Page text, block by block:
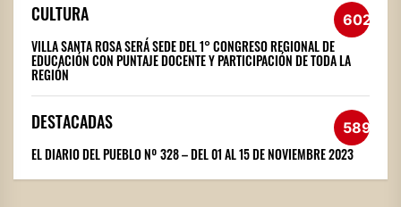
CULTURA 602
VILLA SANTA ROSA SERÁ SEDE DEL 1° CONGRESO REGIONAL DE
EDUCACIÓN CON PUNTAJE DOCENTE Y PARTICIPACIÓN DE TODA LA
REGIÓN
DESTACADAS 589
EL DIARIO DEL PUEBLO Nº 328 – DEL 01 AL 15 DE NOVIEMBRE 2023